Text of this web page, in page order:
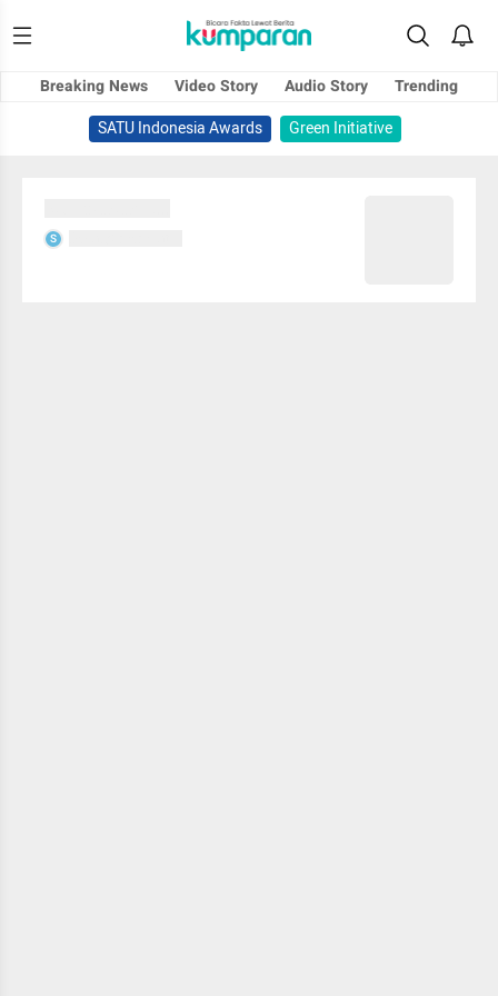
Breaking News Video Story Audio Story
Trending
SATU Indonesia Awards
Green Initiative
S